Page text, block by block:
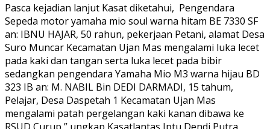
Pasca kejadian lanjut Kasat diketahui, Pengendara
Sepeda motor yamaha mio soul warna hitam BE 7330 SF
an: IBNU HAJAR, 50 rahun, pekerjaan Petani, alamat Desa
Suro Muncar Kecamatan Ujan Mas mengalami luka lecet
pada kaki dan tangan serta luka lecet pada bibir
sedangkan pengendara Yamaha Mio M3 warna hijau BD
323 IB an: M. NABIL Bin DEDI DARMADI, 15 tahum,
Pelajar, Desa Daspetah 1 Kecamatan Ujan Mas
mengalami patah pergelangan kaki kanan dibawa ke